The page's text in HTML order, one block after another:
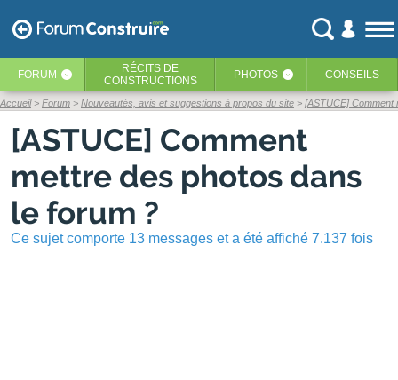
FORUM ‹ RÉCITS DE
CONSTRUCTIONS
PHOTOS ‹ CONSEILS
Accueil Forum Nouveautés, avis et suggestions à propos du site [ASTUCE] Comment
[ASTUCE] Comment
mettre des photos dans
le forum ?
Ce sujet comporte 13 messages et a été affiché 7.137 fois